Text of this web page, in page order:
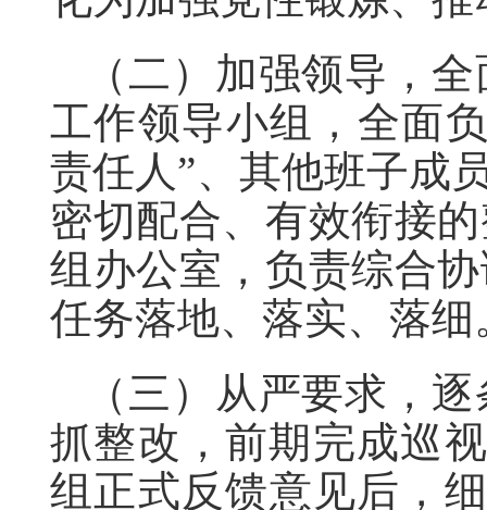
（二）加强领导，
工作领导小组，全面
责任人”、其他班子成
密切配合、有效衔接
组办公室，负责综合
任务落地、落实、落细
（三）从严要求，
抓整改，前期完成巡
组正式反馈意见后，